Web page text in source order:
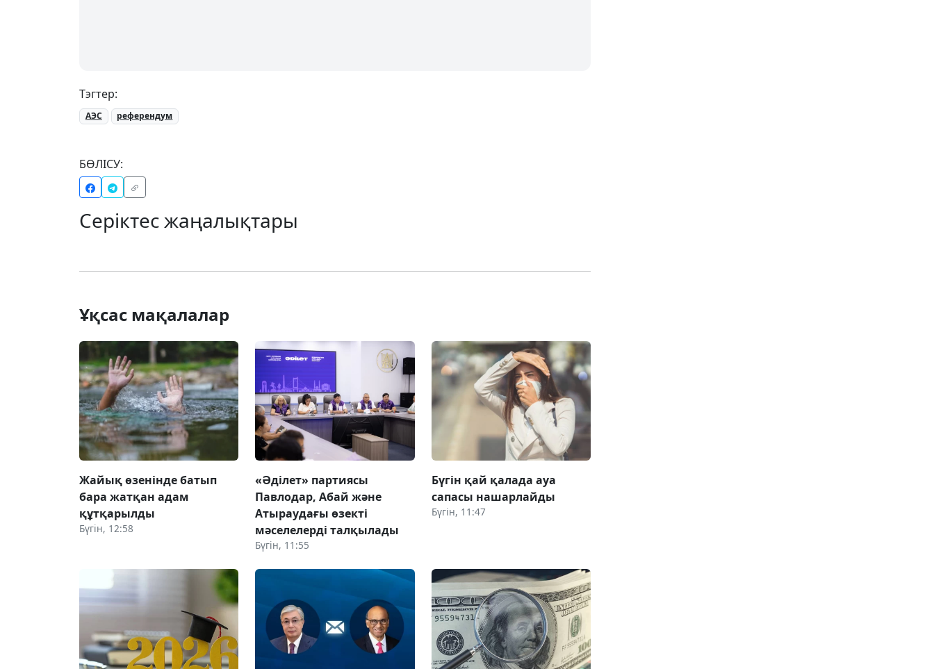
Тэгтер:
АЭС референдум
БӨЛІСУ:
Серіктес жаңалықтары
Ұқсас мақалалар
Жайық өзенінде батып
бара жатқан адам
құтқарылды
Бүгін, 12:58
«Әділет» партиясы
Павлодар, Абай және
Атыраудағы өзекті
мәселелерді талқылады
Бүгін, 11:55
Бүгін қай қалада ауа
сапасы нашарлайды
Бүгін, 11:47